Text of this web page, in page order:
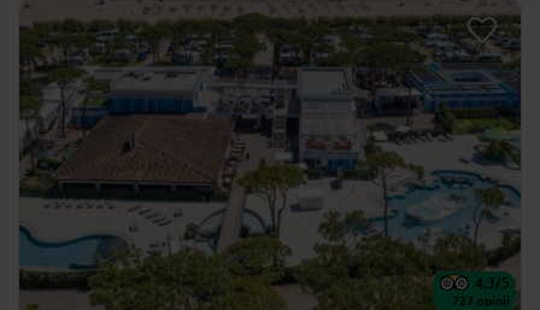
4.3/5
727 opinii